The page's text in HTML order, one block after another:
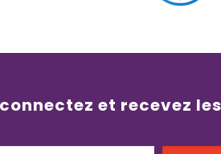
et recevez